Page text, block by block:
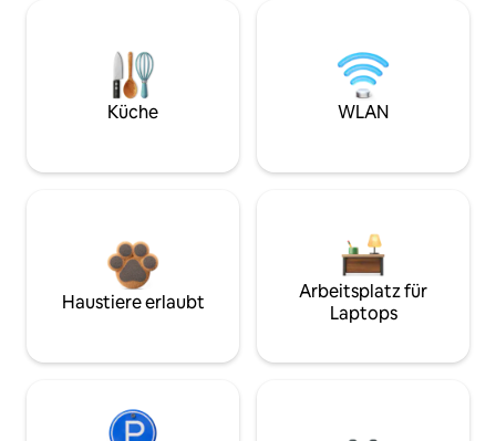
Küche WLAN
Haustiere erlaubt
Arbeitsplatz für
Laptops